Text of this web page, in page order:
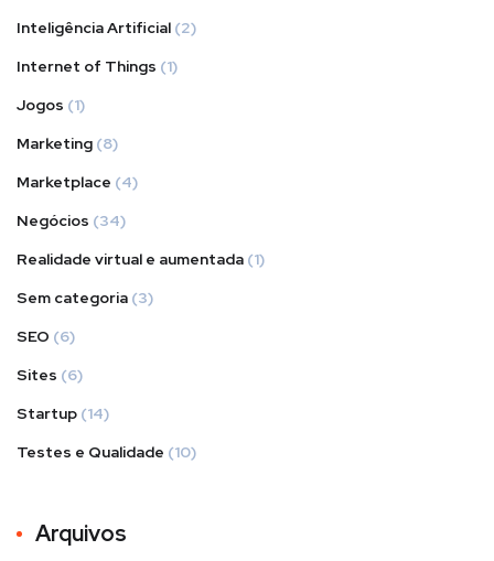
Inteligência Artificial (2)
Internet of Things (1)
Jogos (1)
Marketing (8)
Marketplace (4)
Negócios (34)
Realidade virtual e aumentada (1)
Sem categoria (3)
SEO (6)
Sites (6)
Startup (14)
Testes e Qualidade (10)
Arquivos